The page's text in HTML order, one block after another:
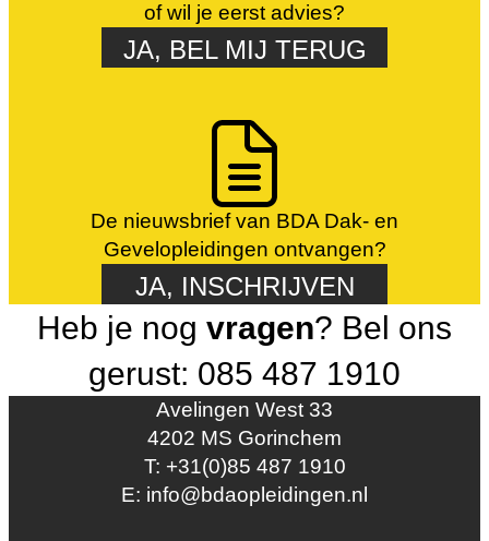
of wil je eerst advies?
JA, BEL MIJ TERUG
De nieuwsbrief van BDA Dak- en
Gevelopleidingen ontvangen?
JA, INSCHRIJVEN
Heb je nog vragen? Bel ons
gerust: 085 487 1910
Avelingen West 33
4202 MS Gorinchem
T: +31(0)85 487 1910
E: info@bdaopleidingen.nl